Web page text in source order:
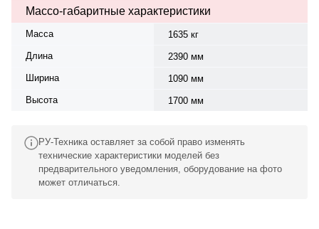
Массо-габаритные характеристики
Масса
1635 кг
Длина
2390 мм
Ширина
1090 мм
Высота
1700 мм
РУ-Техника оставляет за собой право изменять
технические характеристики моделей без
предварительного уведомления, оборудование на фото
может отличаться.